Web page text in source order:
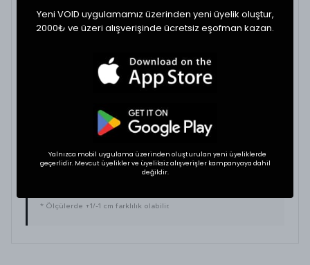
Medium 42 58
44
BEDEN VE UYUMLULUK
Tekstil ürünlerinde beden seçimi modellere göre
değişkenlik gösterebilir. En doğru seçim için
dolabınızdaki beğendiğiniz bir ürünün ölçülerini alıp
* Ölçülerde +1/-1 cm farklılık olabilir.
Yeni VOID uygulamamız üzerinden yeni üyelik oluştur,
2000₺ ve üzeri alışverişinde ücretsiz eşofman kazan.
Yalnızca mobil uygulama üzerinden oluşturulan yeni üyeliklerde
geçerlidir. Mevcut üyelikler ve üyeliksiz alışverişler kampanyaya dahil
değildir.